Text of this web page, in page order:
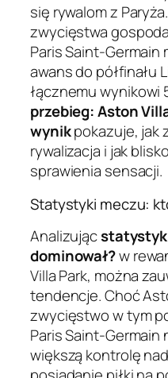
się rywalom z
zwycięstwa
Paris Saint-Germain
awans do półfinału
łącznemu wynikowi
przebieg: Aston
wynikpokazuje, jak
rywalizacja i jak
sprawienia sensacji.
Statystyki meczu:
Analizując
dominował?w
Villa Park, można
tendencje. Choć
zwycięstwo w tym
Paris Saint-Germain
większą kontrolę